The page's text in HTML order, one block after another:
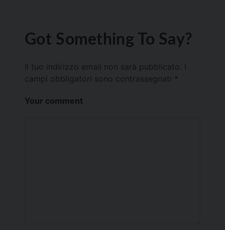
Got Something To Say?
Il tuo indirizzo email non sarà pubblicato.
campi obbligatori sono contrassegnati *
Your comment